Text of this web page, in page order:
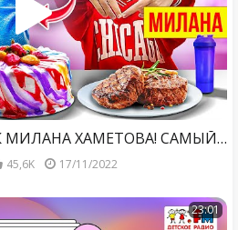
24 часа ПИТАЮСЬ КАК МИЛАНА ХАМЕТОВА! САМЫЙ ПОПУЛЯРНЫЙ ПОДРОСТОК❤️
45,6K 17/11/2022
23:01